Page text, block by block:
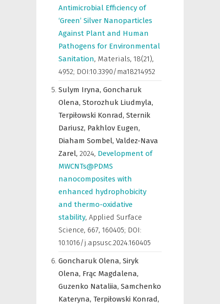
Antimicrobial Efficiency of
‘Green’ Silver Nanoparticles
Against Plant and Human
Pathogens for Environmental
Sanitation, Materials, 18(21),
4952; DOI:10.3390/ma18214952
Sulym Iryna, Goncharuk
Olena, Storozhuk Liudmyla,
Terpiłowski Konrad, Sternik
Dariusz, Pakhlov Eugen,
Diaham Sombel, Valdez-Nava
Zarel, 2024, Development of
MWCNTs@PDMS
nanocomposites with
enhanced hydrophobicity
and thermo-oxidative
stability, Applied Surface
Science, 667, 160405; DOI:
10.1016/j.apsusc.2024.160405
Goncharuk Olena, Siryk
Olena, Frąc Magdalena,
Guzenko Nataliia, Samchenko
Kateryna, Terpiłowski Konrad,